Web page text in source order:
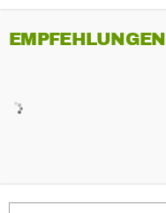
EMPFEHLUNGEN